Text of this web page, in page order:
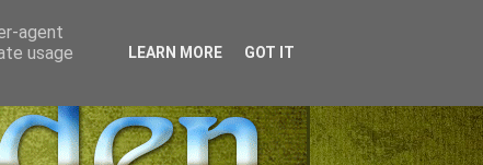
agent
usage
LEARN MORE GOT IT